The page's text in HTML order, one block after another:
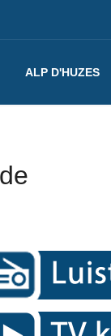
ALP D'HUZES